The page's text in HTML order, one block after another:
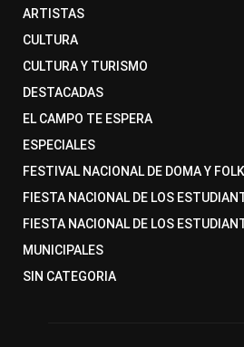
ARTISTAS
CULTURA
CULTURA Y TURISMO
DESTACADAS
EL CAMPO TE ESPERA
ESPECIALES
FESTIVAL NACIONAL DE DOMA Y
FIESTA NACIONAL DE LOS
FIESTA NACIONAL DE LOS
MUNICIPALES
SIN CATEGORIA